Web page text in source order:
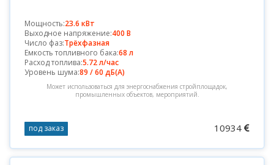
Мощность:23.6 кВт
Выходное напряжение:400 В
Число фаз:Трёхфазная
Емкость топливного бака:68 л
Расход топлива:5.72 л/час
Уровень шума:89 / 60 дБ(А)
Может использоваться для энергоснабжения стройплощадок,
промышленных объектов, мероприятий.
10934
под заказ